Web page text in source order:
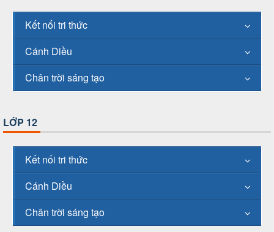
Kết nối tri thức
Cánh Diều
Chân trời sáng tạo
LỚP 12
Kết nối tri thức
Cánh Diều
Chân trời sáng tạo